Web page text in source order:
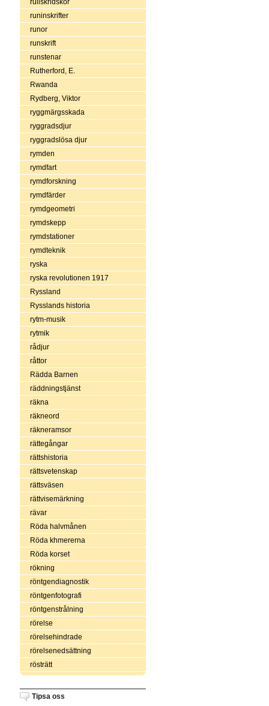
rullskridskor
runinskrifter
runor
runskrift
runstenar
Rutherford, E.
Rwanda
Rydberg, Viktor
ryggmärgsskada
ryggradsdjur
ryggradslösa djur
rymden
rymdfart
rymdforskning
rymdfärder
rymdgeometri
rymdskepp
rymdstationer
rymdteknik
ryska
ryska revolutionen 1917
Ryssland
Rysslands historia
rytm-musik
rytmik
rådjur
råttor
Rädda Barnen
räddningstjänst
räkna
räkneord
räkneramsor
rättegångar
rättshistoria
rättsvetenskap
rättsväsen
rättvisemärkning
rävar
Röda halvmånen
Röda khmererna
Röda korset
rökning
röntgendiagnostik
röntgenfotografi
röntgenstrålning
rörelse
rörelsehindrade
rörelsenedsättning
rösträtt
Tipsa oss